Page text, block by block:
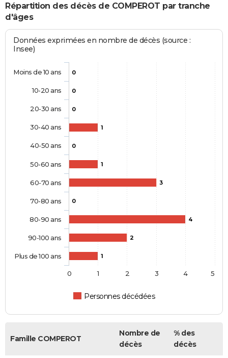
Répartition des décès de COMPEROT par tranche
d'âges
Données exprimées en nombre de décès (source :
Insee)
0
0
0
1
0
1
3
0
4
2
1
Personnes décédées
Moins de 10 ans
10-20 ans
20-30 ans
30-40 ans
40-50 ans
50-60 ans
60-70 ans
70-80 ans
80-90 ans
90-100 ans
Plus de 100 ans
0 1 2 3 4 5
Famille COMPEROT
Nombre de
décès
% des
décès